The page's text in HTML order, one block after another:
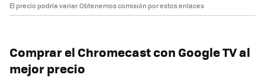
El precio podría variar. Obtenemos comisión por estos enlaces
Comprar el Chromecast con Google TV al
mejor precio